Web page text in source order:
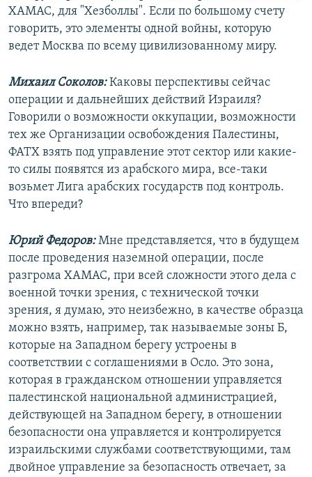
ХАМАС, для "Хезболлы". Если по большому счету
говорить, это элементы одной войны, которую
ведет Москва по всему цивилизованному миру.
Михаил Соколов:Каковы перспективы сейчас
операции и дальнейших действий Израиля?
Говорили о возможности оккупации, возможности
тех же Организации освобождения Палестины,
ФАТХ взять под управление этот сектор или какие-
то силы появятся из арабского мира, все-таки
возьмет Лига арабских государств под контроль.
Что впереди?
Юрий Федоров:Мне представляется, что в будущем
после проведения наземной операции, после
разгрома ХАМАС, при всей сложности этого дела с
военной точки зрения, с технической точки
зрения, я думаю, это неизбежно, в качестве образца
можно взять, например, так называемые зоны Б,
которые на Западном берегу устроены в
соответствии с соглашениями в Осло. Это зона,
которая в гражданском отношении управляется
палестинской национальной администрацией,
действующей на Западном берегу, в отношении
безопасности она управляется и контролируется
израильскими службами соответствующими, там
двойное управление за безопасность отвечает, за